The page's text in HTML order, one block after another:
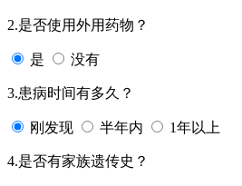
2.是否使用外用药物？
是 没有
3.患病时间有多久？
刚发现 半年内 1年以上
4.是否有家族遗传史？